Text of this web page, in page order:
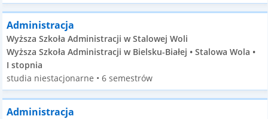
Administracja
Wyższa Szkoła Administracji w Stalowej Woli
Wyższa Szkoła Administracji w Bielsku-Białej • Stalowa Wola •
I stopnia
studia niestacjonarne • 6 semestrów
Administracja